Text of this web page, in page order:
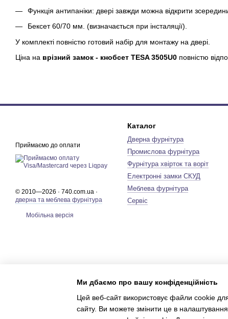
Функція антипаніки: двері завжди можна відкрити
Бексет 60/70 мм. (визначається при інсталяції).
У комплекті повністю готовий набір для монтажу на двері.
Ціна на врізний замок - кнобсет TESA 3505U0 повністю
Приймаємо до оплати
© 2010—2026 · 740.com.ua ·
дверна та меблева фурнітура
Мобільна версія
Каталог
Дверна фурнітура
Промислова фурнітура
Фурнітура хвірток та воріт
Електронні замки СКУД
Меблева фурнітура
Сервіс
Ми дбаємо про вашу конфіденційність
Цей веб-сайт використовує файли cookie
сайту. Ви можете змінити це в